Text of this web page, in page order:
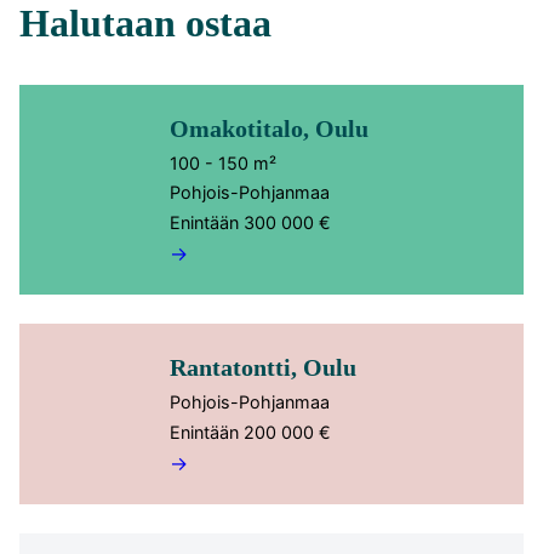
Halutaan ostaa
Omakotitalo, Oulu
100 - 150 m²
Pohjois-Pohjanmaa
Enintään 300 000 €
→
Rantatontti, Oulu
Pohjois-Pohjanmaa
Enintään 200 000 €
→